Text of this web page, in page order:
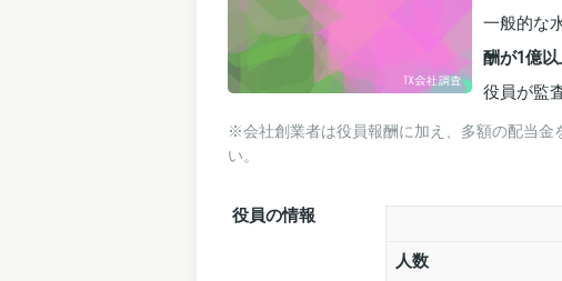
一般的な
酬が1億
役員が監
※会社創業者は役員報酬に加え、多額の配当金
い。
役員の情報
人数